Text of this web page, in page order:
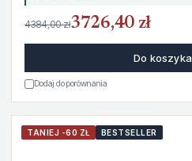
4384,00 zł3726,40 zł
Do koszyka
Dodaj do porównania
TANIEJ -60 ZŁ BESTSELLER